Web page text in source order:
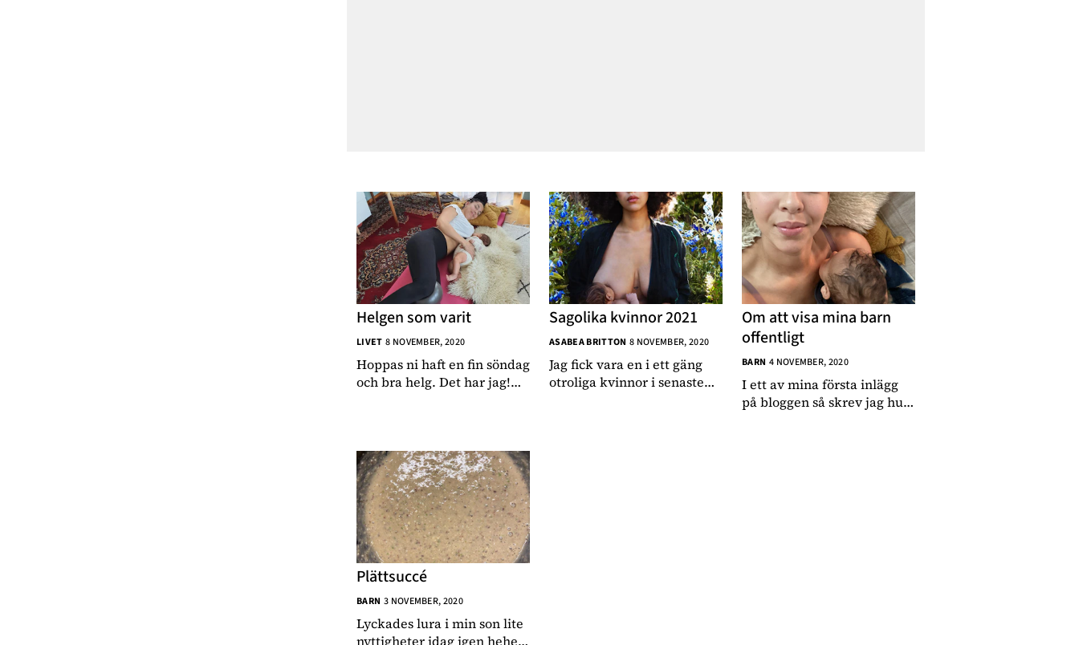
Helgen som varit
LIVET 8 NOVEMBER, 2020
Hoppas ni haft en fin söndag
och bra helg. Det har jag!
helgen härlig. På lördag
förmiddag tränade jag med
Svettlökarna i sälls
Sagolika kvinnor 2021
ASABEA BRITTON 8 NOVEMBER, 2020
Jag fick vara en i ett gäng
otroliga kvinnor i senaste
Om att visa mina barn
offentligt
BARN 4 NOVEMBER, 2020
I ett av mina första inlägg
på bloggen så skrev jag hur
Plättsuccé
BARN 3 NOVEMBER, 2020
Lyckades lura i min son lite
nyttigheter idag igen hehe.